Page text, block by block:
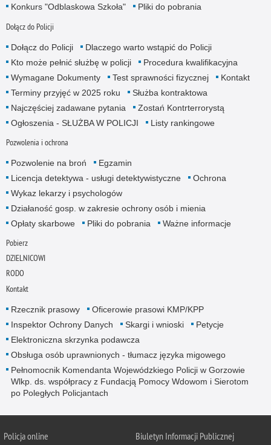
Konkurs "Odblaskowa Szkoła"
Pliki do pobrania
Dołącz do Policji
Dołącz do Policji
Dlaczego warto wstąpić do Policji
Kto może pełnić służbę w policji
Procedura kwalifikacyjna
Wymagane Dokumenty
Test sprawności fizycznej
Kontakt
Terminy przyjęć w 2025 roku
Służba kontraktowa
Najczęściej zadawane pytania
Zostań Kontrterrorystą
Ogłoszenia - SŁUŻBA W POLICJI
Listy rankingowe
Pozwolenia i ochrona
Pozwolenie na broń
Egzamin
Licencja detektywa - usługi detektywistyczne
Ochrona
Wykaz lekarzy i psychologów
Działaność gosp. w zakresie ochrony osób i mienia
Opłaty skarbowe
Pliki do pobrania Ważne informacje
Pobierz
DZIELNICOWI
RODO
Kontakt
Rzecznik prasowy
Oficerowie prasowi KMP/KPP
Inspektor Ochrony Danych
Skargi i wnioski
Petycje
Elektroniczna skrzynka podawcza
Obsługa osób uprawnionych - tłumacz języka migowego
Pełnomocnik Komendanta Wojewódzkiego Policji w Gorzowie
Wlkp. ds. współpracy z Fundacją Pomocy Wdowom i Sierotom
po Poległych Policjantach
Policja online Biuletyn Informacji Publicznej